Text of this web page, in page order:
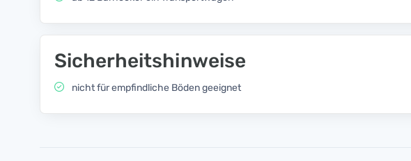
Sicherheitshinweise
nicht für empfindliche Böden geeignet